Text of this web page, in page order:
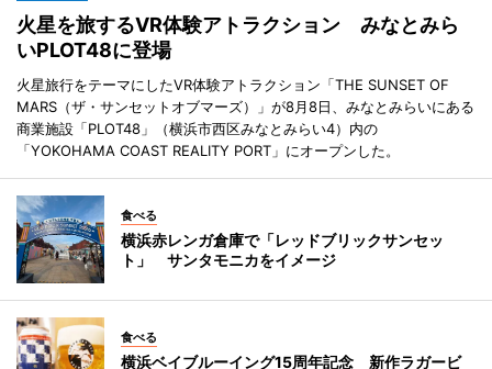
火星を旅するVR体験アトラクション みなとみら
いPLOT48に登場
火星旅行をテーマにしたVR体験アトラクション「THE SUNSET OF
MARS（ザ・サンセットオブマーズ）」が8月8日、みなとみらいにある
商業施設「PLOT48」（横浜市西区みなとみらい4）内の
「YOKOHAMA COAST REALITY PORT」にオープンした。
食べる
横浜赤レンガ倉庫で「レッドブリックサンセッ
ト」 サンタモニカをイメージ
食べる
横浜ベイブルーイング15周年記念 新作ラガービ